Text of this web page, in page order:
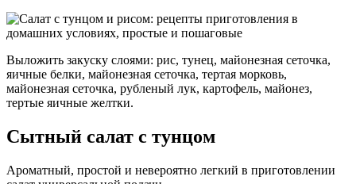
Выложить закуску слоями: рис, тунец, майонезная сеточка,
яичные белки, майонезная сеточка, тертая морковь,
майонезная сеточка, рубленый лук, картофель, майонез,
тертые яичные желтки.
Сытный салат с тунцом
Ароматный, простой и невероятно легкий в приготовлении